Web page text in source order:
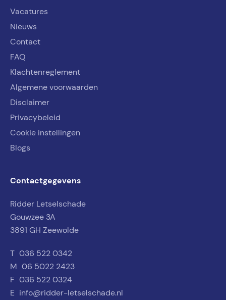
Vacatures
Nieuws
Contact
FAQ
Klachtenreglement
Algemene voorwaarden
Disclaimer
Privacybeleid
Cookie instellingen
Blogs
Contactgegevens
Ridder Letselschade
Gouwzee 3A
3891 GH Zeewolde
T 036 522 0342
M 06 5022 2423
F 036 522 0324
E info@ridder-letselschade.nl